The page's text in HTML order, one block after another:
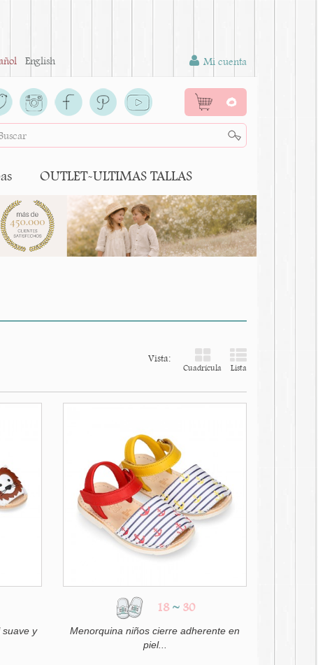
English Mi cuenta
0
OUTLET-ULTIMAS TALLAS
Vista:
Cuadrícula Lista
suave y
18 ~30
Menorquina niños cierre adherente en
piel...